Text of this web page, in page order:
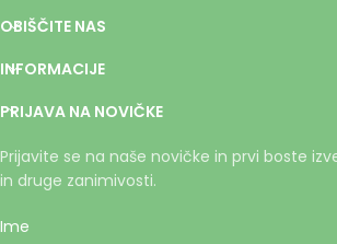
OBIŠČITE NAS
INFORMACIJE
PRIJAVA NA NOVIČKE
Prijavite se na naše novičke in prvi boste
in druge zanimivosti.
Ime